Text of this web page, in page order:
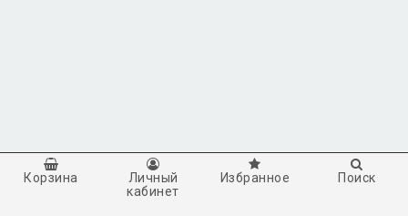
Корзина
Личный
кабинет
Избранное Поиск